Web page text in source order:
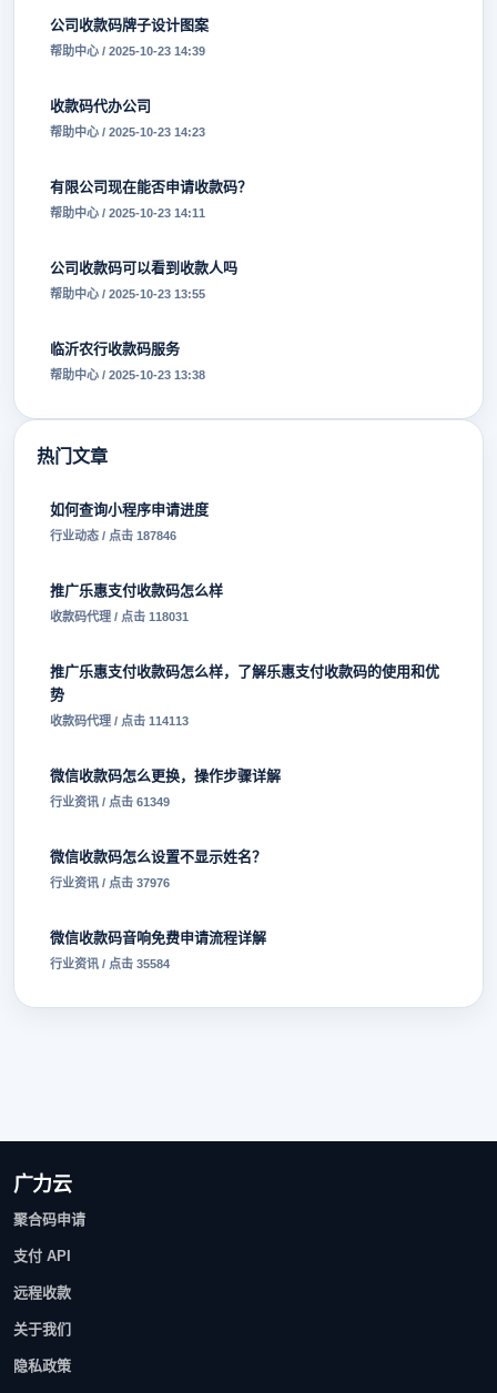
公司收款码牌子设计图案
帮助中心 / 2025-10-23 14:39
收款码代办公司
帮助中心 / 2025-10-23 14:23
有限公司现在能否申请收款码？
帮助中心 / 2025-10-23 14:11
公司收款码可以看到收款人吗
帮助中心 / 2025-10-23 13:55
临沂农行收款码服务
帮助中心 / 2025-10-23 13:38
热门文章
如何查询小程序申请进度
行业动态 / 点击 187846
推广乐惠支付收款码怎么样
收款码代理 / 点击 118031
推广乐惠支付收款码怎么样，了解乐惠支付收款码的使用和优
势
收款码代理 / 点击 114113
微信收款码怎么更换，操作步骤详解
行业资讯 / 点击 61349
微信收款码怎么设置不显示姓名？
行业资讯 / 点击 37976
微信收款码音响免费申请流程详解
行业资讯 / 点击 35584
广力云
聚合码申请
支付 API
远程收款
关于我们
隐私政策